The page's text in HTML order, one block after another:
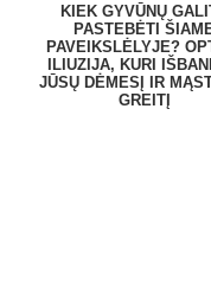
KIEK GYVŪNŲ
PASTEBĖTI
PAVEIKSLĖLYJE?
ILIUZIJA, KURI
JŪSŲ DĖMESĮ IR
GREITĮ